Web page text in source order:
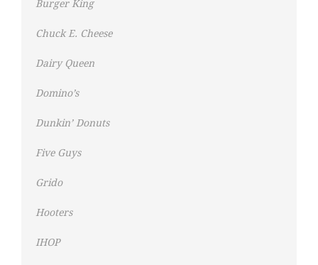
Burger King
Chuck E. Cheese
Dairy Queen
Domino’s
Dunkin’ Donuts
Five Guys
Grido
Hooters
IHOP